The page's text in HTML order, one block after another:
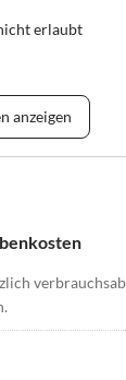
erlaubt
anzeigen